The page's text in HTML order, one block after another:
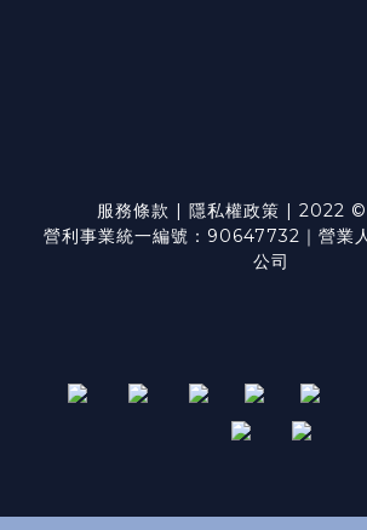
服務條款 | 隱私權政策 | 2022 ©
營利事業統一編號：90647732｜營業
公司